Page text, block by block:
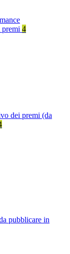
premi 4
dei premi (da
pubblicare in